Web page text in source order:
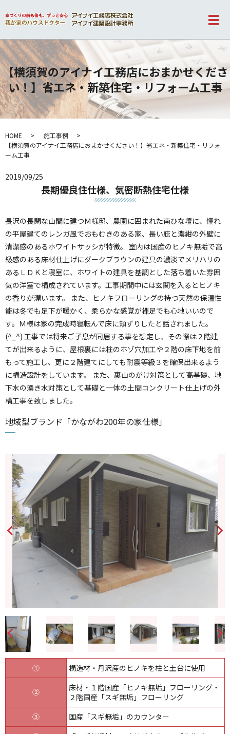
メ
【横須賀のアイナイ工務店におまかせくださ
い！】省エネ・新築住宅・リフォーム工事
HOME
施工事例
【横須賀のアイナイ工務店におまかせください！】省エネ・新築住宅・リフォ
ーム工事
2019/09/25
長期優良住仕様、気密断熱住宅仕様
長沢の長閑な山間に建つＭ様邸、農園に囲まれた南ひな壇に、憧れ
の平屋建てのレンガ風でおもむきのある家、長い庇と濃紺の外壁に
清潔感のあるホワイトサッシが特徴。 室内は国産のヒノキ無垢で高
級感のある床材仕上げにダークブラウンの建具の濃淡でメリハリの
あるＬＤＫと寝室に、ホワイトの建具を基調とした落ち着いた雰囲
気の洋室で構成されています。工事期間中には玄関を入るとヒノキ
の香りが漂います。 また、ヒノキフローリングの持つ天然の保温性
能は冬でも足下が暖かく、柔らかな感覚が裸足でも心地いいので
す。Ｍ様は家の完成時寝転んで床に頬ずりしたと話されました。
(^_^) 工事では将来ご子息が同居する事を想定し、その際は２階建
てが出来るように、屋根裏には柱のホゾ穴加工や２階の床下地を前
もって施工し、更に２階建てにしても耐震等級３を確保出来るよう
に構造設計をしています。 また、裏山のがけ対策として高基礎、地
下水の湧き水対策として基礎と一体の土間コンクリート仕上げの外
構工事を致しました。
地域型ブランド「かながわ200年の家仕様」
① 構造材・丹沢産のヒノキを柱と土台に使用
②
床材・１階国産「ヒノキ無垢」フローリング・
２階国産「スギ無垢」フローリング
③
国産「スギ無垢」のカウンター